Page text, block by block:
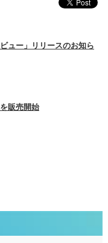
ュー」リリースのお知ら
販売開始